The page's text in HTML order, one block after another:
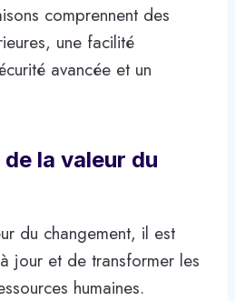
comprennent des
une facilité
avancée et un
la valeur du
du changement, il est
jour et de transformer les
humaines.